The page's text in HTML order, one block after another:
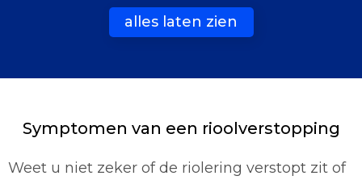
alles laten zien
Symptomen van een rioolverstopping
Weet u niet zeker of de riolering verstopt zit of